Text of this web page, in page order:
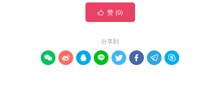
 赞 (0)
分享到
       